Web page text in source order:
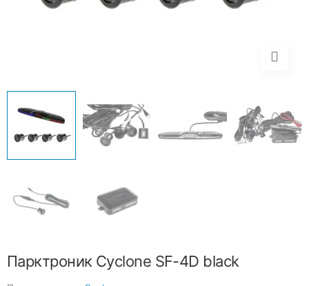
Парктроник Cyclone SF-4D black